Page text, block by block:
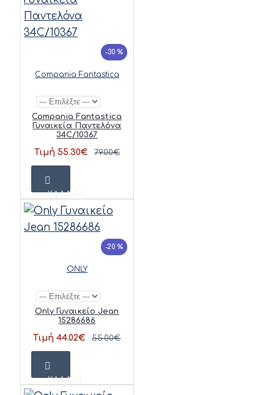
-30 %
Compania Fantastica
Compania Fantastica
Γυναικεία Παντελόνα
34C/10367
Τιμή 55.30€ 79.00€
ΚΑΛΆΘΙ
-20 %
ONLY
Only Γυναικείο Jean
15286686
Τιμή 44.02€ 55.00€
ΚΑΛΆΘΙ